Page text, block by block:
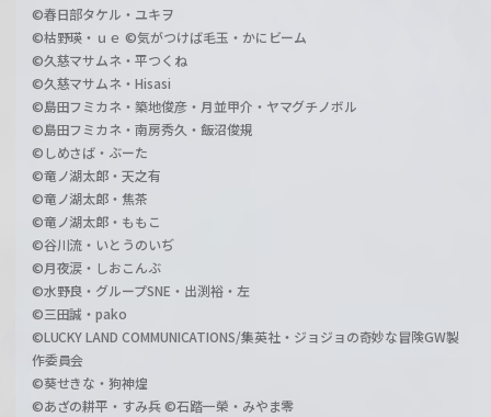
©春日部タケル・ユキヲ
©枯野瑛・ｕｅ ©気がつけば毛玉・かにビーム
©久慈マサムネ・平つくね
©久慈マサムネ・Hisasi
©島田フミカネ・築地俊彦・月並甲介・ヤマグチノボル
©島田フミカネ・南房秀久・飯沼俊規
©しめさば・ぶーた
©竜ノ湖太郎・天之有
©竜ノ湖太郎・焦茶
©竜ノ湖太郎・ももこ
©谷川流・いとうのいぢ
©月夜涙・しおこんぶ
©水野良・グループSNE・出渕裕・左
©三田誠・pako
©LUCKY LAND COMMUNICATIONS/集英社・ジョジョの奇妙な冒険GW製
作委員会
©葵せきな・狗神煌
©あざの耕平・すみ兵 ©石踏一榮・みやま零